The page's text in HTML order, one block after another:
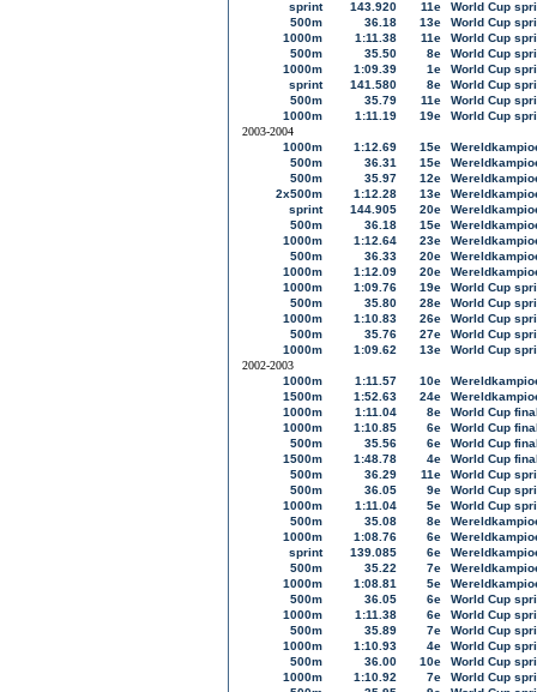
sprint
143.920 11e
World Cup
500m
36.18 13e
World Cup
1000m
1:11.38 11e
World Cup
500m
35.50 8e
World Cup
1000m
1:09.39 1e
World Cup
sprint
141.580 8e
World Cup
500m
35.79 11e
World Cup
1000m
1:11.19 19e
World Cup
2003-2004
1000m
1:12.69 15e
500m
36.31 15e
500m
35.97 12e
2x500m
1:12.28 13e
sprint
144.905 20e
500m
36.18 15e
1000m
1:12.64 23e
500m
36.33 20e
1000m
1:12.09 20e
1000m
1:09.76 19e
World Cup
500m
35.80 28e
World Cup
1000m
1:10.83 26e
World Cup
500m
35.76 27e
World Cup
1000m
1:09.62 13e
World Cup
2002-2003
1000m
1:11.57 10e
1500m
1:52.63 24e
1000m
1:11.04 8e
World Cup
1000m
1:10.85 6e
World Cup
500m
35.56 6e
World Cup
1500m
1:48.78 4e
World Cup
500m
36.29 11e
World Cup
500m
36.05 9e
World Cup
1000m
1:11.04 5e
World Cup
500m
35.08 8e
1000m
1:08.76 6e
sprint
139.085 6e
500m
35.22 7e
1000m
1:08.81 5e
500m
36.05 6e
World Cup
1000m
1:11.38 6e
World Cup
500m
35.89 7e
World Cup
1000m
1:10.93 4e
World Cup
500m
36.00 10e
World Cup
1000m
1:10.92 7e
World Cup